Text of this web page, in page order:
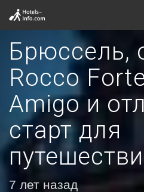
Брюссель,
Rocco
Amigo и
старт для
7 лет назад